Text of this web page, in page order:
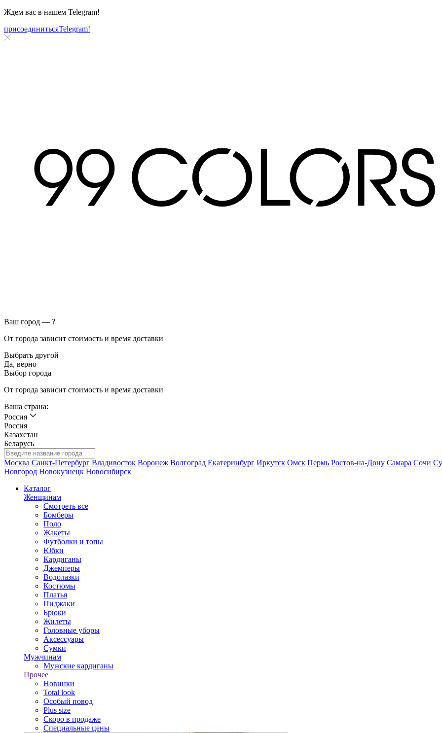
Ждем вас в нашем Telegram!
присоединитьсяTelegram!
Ваш город — ?
От города зависит стоимость и время доставки
Выбрать другой
Да, верно
Выбор города
От города зависит стоимость и время доставки
Ваша страна:
Россия
Россия
Казахстан
Беларусь
Москва Санкт-Петербург Владивосток Воронеж Волгоград Екатеринбург Иркутск Омск Пермь Ростов-на-Дону Самара Сочи
Новгород Новокузнецк Новосибирск
Каталог
Женщинам
Смотреть все
Бомберы
Поло
Жакеты
Футболки и топы
Юбки
Кардиганы
Джемперы
Водолазки
Костюмы
Платья
Пиджаки
Брюки
Жилеты
Головные уборы
Аксессуары
Сумки
Мужчинам
Мужские кардиганы
Прочее
Новинки
Total look
Особый повод
Plus size
Скоро в продаже
Специальные цены